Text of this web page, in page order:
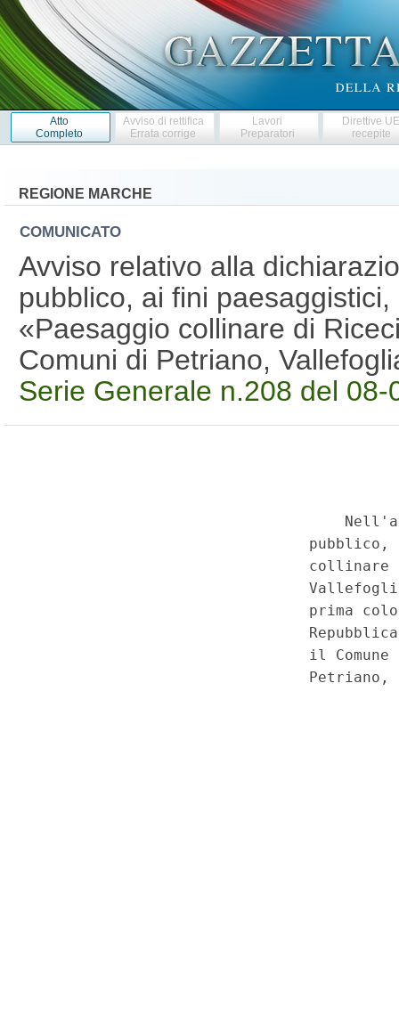
Atto
Completo
Avviso di rettifica
Errata corrige
Lavori
Preparatori
Direttive
recepite
REGIONE MARCHE
COMUNICATO
Avviso relativo alla
pubblico, ai fini
«Paesaggio collinare di
Comuni di Petriano,
Serie Generale n.208 del 08-